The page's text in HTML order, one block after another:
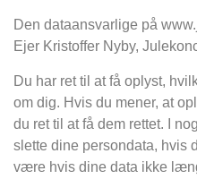
Den dataansvarlige på
Ejer Kristoffer Nyby,
Du har ret til at få oplyst,
om dig. Hvis du mener, at
du ret til at få dem rettet. I
slette dine persondata, hvis
være hvis dine data ikke